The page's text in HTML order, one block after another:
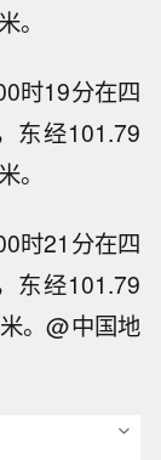
。
时19分在四
东经101.79
。
时21分在四
东经101.79
。@中国地